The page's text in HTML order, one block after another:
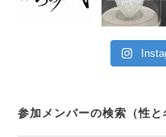
参加メンバーの検索（性と